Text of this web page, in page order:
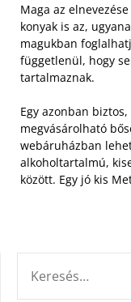
Maga az
konyak is az,
magukban
függetlenül, hogy
tartalmaznak.
Egy azonban
megvásárolható
webáruházban
alkoholtartalmú,
között. Egy jó kis